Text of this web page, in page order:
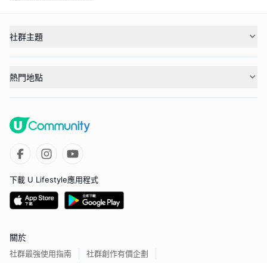
社群主題
熱門地點
下載 U Lifestyle應用程式
關於
社群最強使用指南 社群創作有價企劃